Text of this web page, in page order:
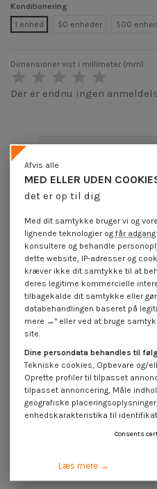
Konditionering
1 enhed
50 enheder 500
Dimensioner vist i millimeter (mm)
Der er endnu ingen
Anmeldelser (0)
16 andre varer i den samme
På tilbud!
-40%
MED ELLER UDEN
det er op til dig
Afvis alle
Med dit samtykke bruger vi og
lignende teknologier ogfår
konsultere og behandle
dette website, IP-adresser og
kræver ikke dit samtykke til at
deres legitime kommercielle
tilbagekalde dit samtykke eller
databehandlingen baseret på
mere →" eller ved at bruge
site.
Dine persondata behandles til
Tekniske cookies, Opbevare og/
Oprette profiler til tilpasset
tilpasset annoncering, Måle
geografiske
enhedskarakteristika til
Consents
Læs mere →